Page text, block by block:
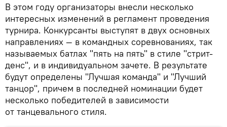
В этом году организаторы внесли несколько
интересных изменений в регламент проведения
турнира. Конкурсанты выступят в двух основных
направлениях — в командных соревнованиях, так
называемых батлах "пять на пять" в стиле "стрит-
денс", и в индивидуальном зачете. В результате
будут определены "Лучшая команда" и "Лучший
танцор", причем в последней номинации будет
несколько победителей в зависимости
от танцевального стиля.